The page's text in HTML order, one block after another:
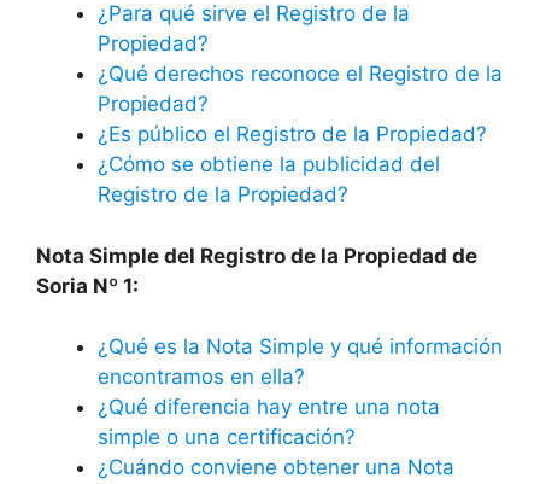
¿Para qué sirve el Registro de la
Propiedad?
¿Qué derechos reconoce el Registro de la
Propiedad?
¿Es público el Registro de la Propiedad?
¿Cómo se obtiene la publicidad del
Registro de la Propiedad?
Nota Simple del Registro de la Propiedad de
Soria Nº 1:
¿Qué es la Nota Simple y qué información
encontramos en ella?
¿Qué diferencia hay entre una nota
simple o una certificación?
¿Cuándo conviene obtener una Nota